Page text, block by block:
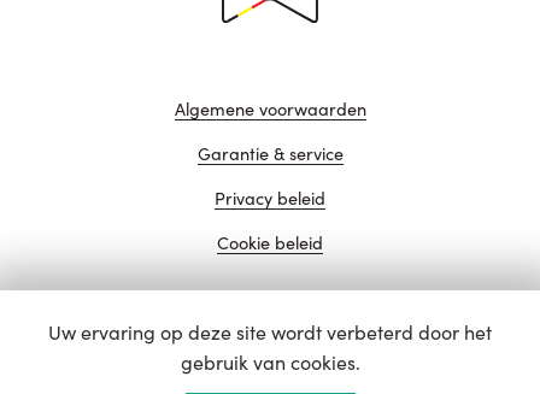
Algemene voorwaarden
Garantie & service
Privacy beleid
Cookie beleid
website door
Uw ervaring op deze site wordt verbeterd door het
gebruik van cookies.